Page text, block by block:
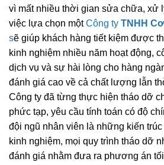
vì mất nhiều thời gian sửa chữa, xử
việc lựa chọn mộtCông ty TNHH
sẽ giúp khách hàng tiết kiệm được
kinh nghiệm nhiều năm hoạt động,
dịch vụ và sự hài lòng cho hàng
đánh giá cao về cả chất lượng lẫn
Công ty đã từng thực hiện tháo dỡ
phức tạp, yêu cầu tính toán có độ
đội ngũ nhân viên là những kiến
kinh nghiệm, mọi quy trình tháo dỡ
đánh giá nhằm đưa ra phương án